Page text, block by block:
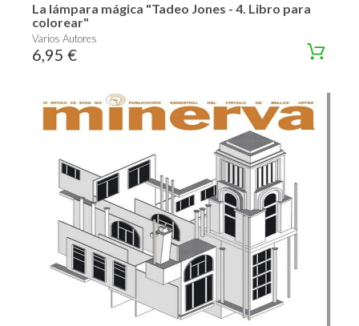
La lámpara mágica "Tadeo Jones - 4. Libro para
colorear"
Varios Autores
6,95 €